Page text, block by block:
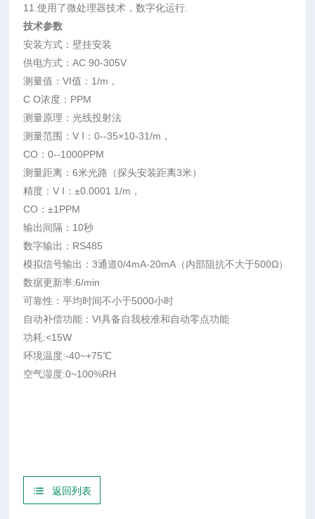
11.使用了微处理器技术，数字化运行.
技术参数
安装方式：壁挂安装
供电方式：AC 90-305V
测量值：VI值：1/m，
C O浓度：PPM
测量原理：光线投射法
测量范围：V I：0--35×10-31/m，
CO：0--1000PPM
测量距离：6米光路（探头安装距离3米）
精度：V I：±0.0001 1/m，
CO：±1PPM
输出间隔：10秒
数字输出：RS485
模拟信号输出：3通道0/4mA-20mA（内部阻抗不大于500Ω）
数据更新率:6/min
可靠性：平均时间不小于5000小时
自动补偿功能：VI具备自我校准和自动零点功能
功耗:<15W
环境温度:-40~+75℃
空气湿度:0~100%RH
返回列表